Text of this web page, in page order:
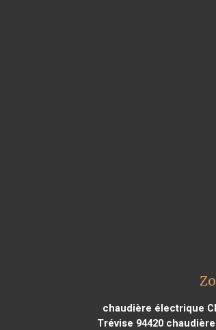
chaudière électrique
Trévise 94420chaudière